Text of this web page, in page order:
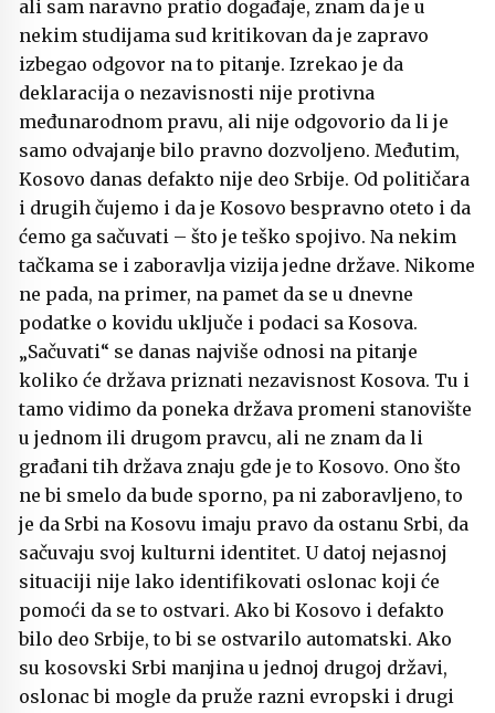
ali sam naravno pratio događaje, znam da je u
nekim studijama sud kritikovan da je zapravo
izbegao odgovor na to pitanje. Izrekao je da
deklaracija o nezavisnosti nije protivna
međunarodnom pravu, ali nije odgovorio da li je
samo odvajanje bilo pravno dozvoljeno. Međutim,
Kosovo danas defakto nije deo Srbije. Od političara
i drugih čujemo i da je Kosovo bespravno oteto i da
ćemo ga sačuvati – što je teško spojivo. Na nekim
tačkama se i zaboravlja vizija jedne države. Nikome
ne pada, na primer, na pamet da se u dnevne
podatke o kovidu uključe i podaci sa Kosova.
„Sačuvati“ se danas najviše odnosi na pitanje
koliko će država priznati nezavisnost Kosova. Tu i
tamo vidimo da poneka država promeni stanovište
u jednom ili drugom pravcu, ali ne znam da li
građani tih država znaju gde je to Kosovo. Ono što
ne bi smelo da bude sporno, pa ni zaboravljeno, to
je da Srbi na Kosovu imaju pravo da ostanu Srbi, da
sačuvaju svoj kulturni identitet. U datoj nejasnoj
situaciji nije lako identifikovati oslonac koji će
pomoći da se to ostvari. Ako bi Kosovo i defakto
bilo deo Srbije, to bi se ostvarilo automatski. Ako
su kosovski Srbi manjina u jednoj drugoj državi,
oslonac bi mogle da pruže razni evropski i drugi